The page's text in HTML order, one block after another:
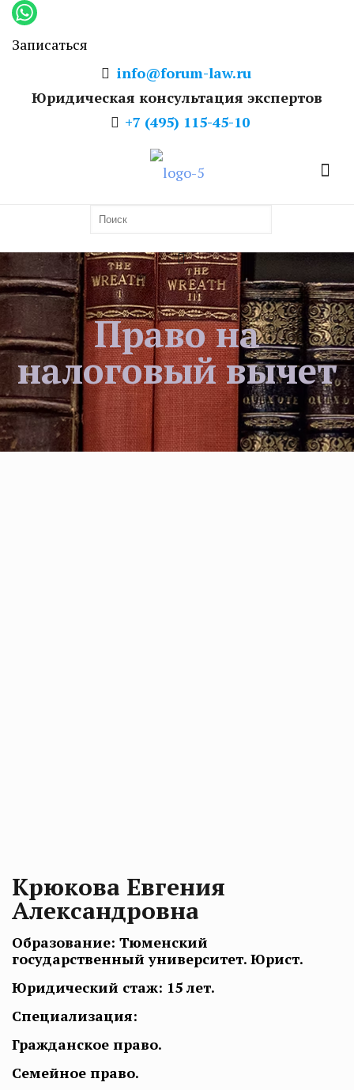
Записаться
info@forum-law.ru
Юридическая консультация экспертов
+7 (495) 115-45-10
Право на
налоговый вычет
Крюкова Евгения
Александровна
Образование: Тюменский
государственный университет. Юрист.
Юридический стаж: 15 лет.
Специализация:
Гражданское право.
Семейное право.